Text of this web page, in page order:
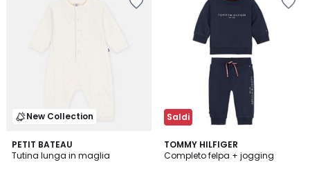
New Collection
PETIT BATEAU
Tutina lunga in maglia
Saldi
TOMMY HILFIGER
Completo felpa + jogging